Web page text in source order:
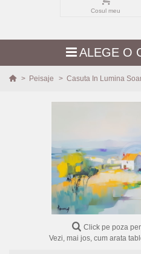
Cosul meu
ALEGE O
> Peisaje > Casuta In Lumina
Click pe poza
Vezi, mai jos, cum arata